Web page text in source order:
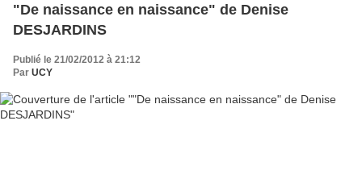
"De naissance en naissance" de Denise
DESJARDINS
Publié le 21/02/2012 à 21:12
Par UCY